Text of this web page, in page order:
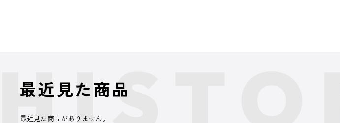
最近見た商品
最近見た商品がありません。